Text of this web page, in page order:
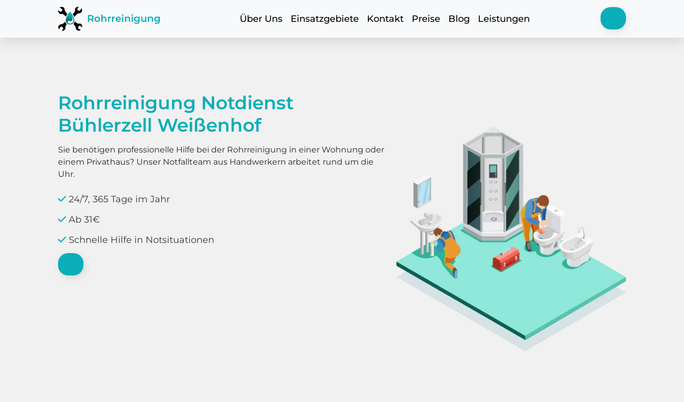
Über Uns Einsatzgebiete Kontakt Preise Blog Leistungen
Rohrreinigung Notdienst
Bühlerzell Weißenhof
Sie benötigen professionelle Hilfe bei der Rohrreinigung in einer Wohnung oder
einem Privathaus? Unser Notfallteam aus Handwerkern arbeitet rund um die
Uhr.
24/7, 365 Tage im Jahr
Ab 31€
Schnelle Hilfe in Notsituationen